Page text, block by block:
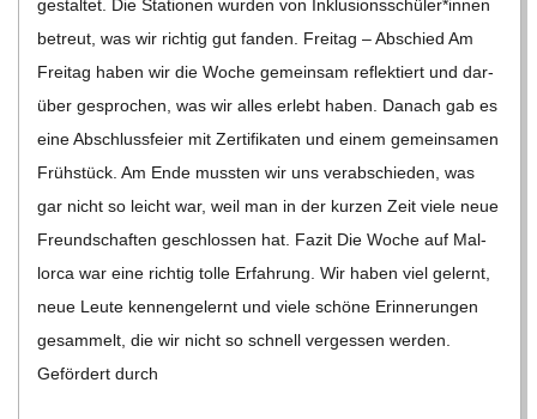
gestal­tet. Die Sta­tio­nen wur­den von Inklusionsschüler*innen
betreut, was wir rich­tig gut fan­den. Frei­tag – Abschied Am
Frei­tag haben wir die Woche gemein­sam reflek­tiert und dar­
über gespro­chen, was wir alles erlebt haben. Danach gab es
eine Abschluss­feier mit Zer­ti­fi­ka­ten und einem gemein­sa­men
Früh­stück. Am Ende muss­ten wir uns ver­ab­schie­den, was
gar nicht so leicht war, weil man in der kur­zen Zeit viele neue
Freund­schaf­ten geschlos­sen hat. Fazit Die Woche auf Mal­
lorca war eine rich­tig tolle Erfah­rung. Wir haben viel gelernt,
neue Leute ken­nen­ge­lernt und viele schöne Erin­ne­run­gen
gesam­melt, die wir nicht so schnell ver­ges­sen wer­den.
Geför­dert durch